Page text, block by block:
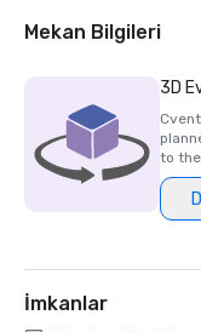
Mekan Bilgileri
3D
to
İmkanlar